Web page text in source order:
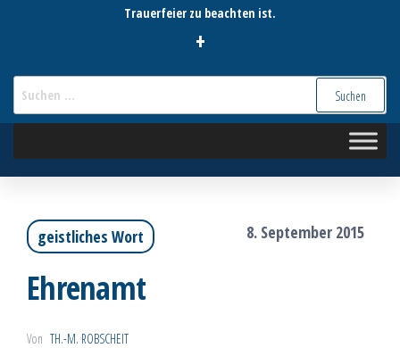
Trauerfeier zu beachten ist.
+
geistliches Wort 8. September 2015
Ehrenamt
Von TH.-M. ROBSCHEIT